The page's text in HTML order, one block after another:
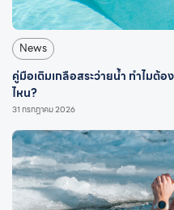
News
คู่มือเติมเกลือสระว่ายน้ำ ทำไมต้อ
ไหน?
31 กรกฎาคม 2026